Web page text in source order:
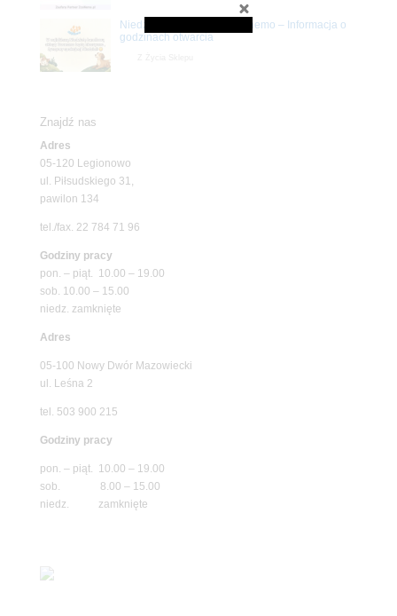
Niedziela handlowa w Zoonemo – Informacja o
godzinach otwarcia
Znajdź nas
Adres
05-120 Legionowo
ul. Piłsudskiego 31,
pawilon 134
tel./fax. 22 784 71 96
Godziny pracy
pon. – piąt. 10.00 – 19.00
sob. 10.00 – 15.00
niedz. zamknięte
Adres
05-100 Nowy Dwór Mazowiecki
ul. Leśna 2
tel. 503 900 215
Godziny pracy
pon. – piąt. 10.00 – 19.00
sob. 8.00 – 15.00
niedz. zamknięte